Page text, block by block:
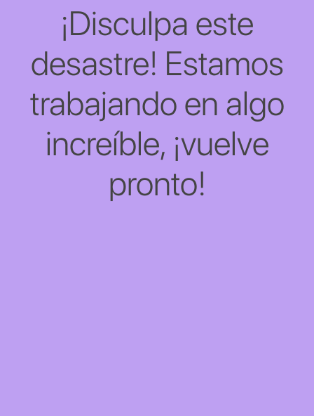
¡Disculpa este
desastre! Estamos
trabajando en algo
increíble, ¡vuelve
pronto!